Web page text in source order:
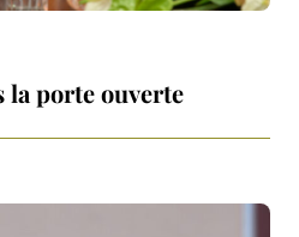
la porte ouverte